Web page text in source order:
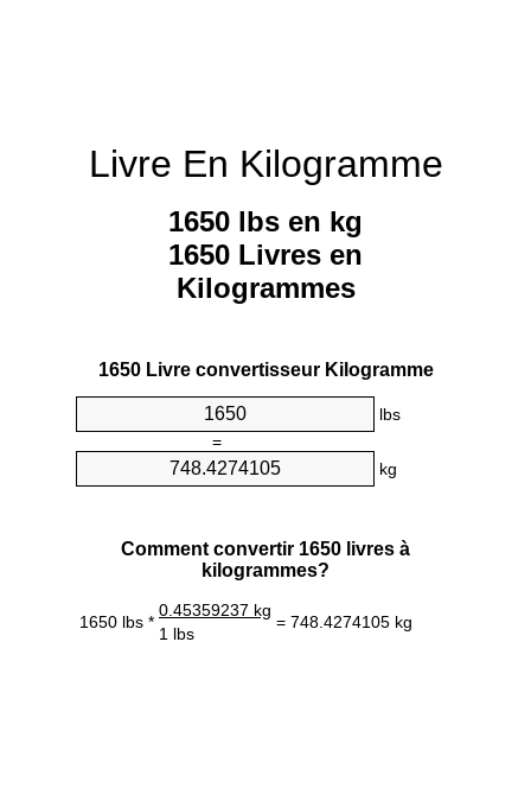
Livre En Kilogramme
1650 lbs en kg
1650 Livres en
Kilogrammes
1650 Livre convertisseur Kilogramme
lbs
=
kg
Comment convertir 1650 livres à
kilogrammes?
1650 lbs *
0.45359237 kg
= 748.4274105 kg
1 lbs